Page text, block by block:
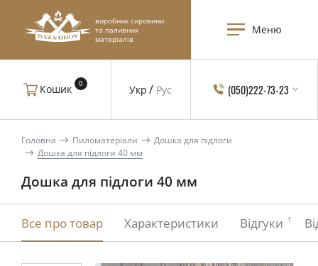
виробник сировини
та паливних
матеріалів
Меню
Укр Рус
Кошик 0 (050)222-73-23
Головна Пиломатеріали
Дошка для підлоги
Дошка для підлоги 40 мм
Дошка для підлоги 40 мм
Все про товар Характеристики Відгуки 1